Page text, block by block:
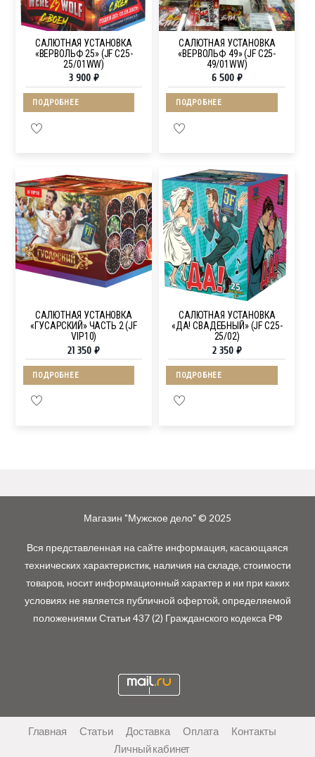
САЛЮТНАЯ УСТАНОВКА
«ВЕРВОЛЬФ 25» (JF C25-
25/01WW)
3 900 ₽
ПОДРОБНЕЕ
САЛЮТНАЯ УСТАНОВКА
«ВЕРВОЛЬФ 49» (JF C25-
49/01WW)
6 500 ₽
ПОДРОБНЕЕ
САЛЮТНАЯ УСТАНОВКА
«ГУСАРСКИЙ» ЧАСТЬ 2 (JF
VIP10)
21 350₽
ПОДРОБНЕЕ
САЛЮТНАЯ УСТАНОВКА
«ДА! СВАДЕБНЫЙ» (JF C25-
25/02)
2 350 ₽
ПОДРОБНЕЕ
Магазин "Мужское дело" © 2025
Вся представленная на сайте информация, касающаяся
технических характеристик, наличия на складе, стоимости
товаров, носит информационный характер и ни при каких
условиях не является публичной офертой, определяемой
положениями Статьи 437 (2) Гражданского кодекса РФ
Главная Статьи Доставка Оплата
Контакты
Личный кабинет